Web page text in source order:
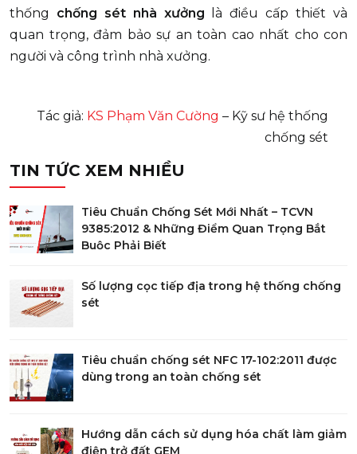
thống chống sét nhà xưởng là điều cấp thiết và
quan trọng, đảm bảo sự an toàn cao nhất cho con
người và công trình nhà xưởng.
Tác giả: KS Phạm Văn Cường – Kỹ sư hệ thống
chống sét
TIN TỨC XEM NHIỀU
Tiêu Chuẩn Chống Sét Mới Nhất – TCVN
9385:2012 & Những Điểm Quan Trọng Bắt
Buộc Phải Biết
Số lượng cọc tiếp địa trong hệ thống chống
sét
Tiêu chuẩn chống sét NFC 17-102:2011 được
dùng trong an toàn chống sét
Hướng dẫn cách sử dụng hóa chất làm giảm
điện trở đất GEM